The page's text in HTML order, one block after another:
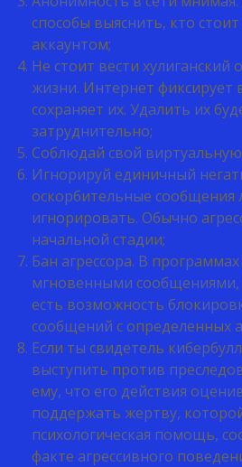
способы выяснить, кто
аккаунтом;
Не стоит вести хулиганский
жизни. Интернет фиксирует
сохраняет их. Удалить их
затруднительно;
Соблюдай свой виртуальную
Игнорируй единичный
оскорбительные сообщения
игнорировать. Обычно
начальной стадии;
Бан агрессора. В
мгновенными сообщениями,
есть возможность
сообщений с определенных
Если ты свидетель
выступить против
ему, что его действия
поддержать жертву,
психологическая помощь,
факте агрессивного